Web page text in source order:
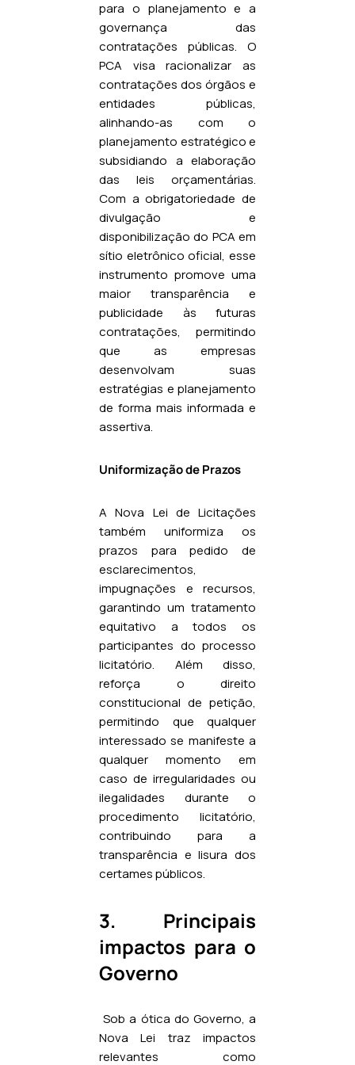
para o planejamento e a
governança das
contratações públicas. O
PCA visa racionalizar as
contratações dos órgãos e
entidades públicas,
alinhando-as com o
planejamento estratégico e
subsidiando a elaboração
das leis orçamentárias.
Com a obrigatoriedade de
divulgação e
disponibilização do PCA em
sítio eletrônico oficial, esse
instrumento promove uma
maior transparência e
publicidade às futuras
contratações, permitindo
que as empresas
desenvolvam suas
estratégias e planejamento
de forma mais informada e
assertiva.
Uniformização de Prazos
A Nova Lei de Licitações
também uniformiza os
prazos para pedido de
esclarecimentos,
impugnações e recursos,
garantindo um tratamento
equitativo a todos os
participantes do processo
licitatório. Além disso,
reforça o direito
constitucional de petição,
permitindo que qualquer
interessado se manifeste a
qualquer momento em
caso de irregularidades ou
ilegalidades durante o
procedimento licitatório,
contribuindo para a
transparência e lisura dos
certames públicos.
3. Principais
impactos para o
Governo
Sob a ótica do Governo, a
Nova Lei traz impactos
relevantes como